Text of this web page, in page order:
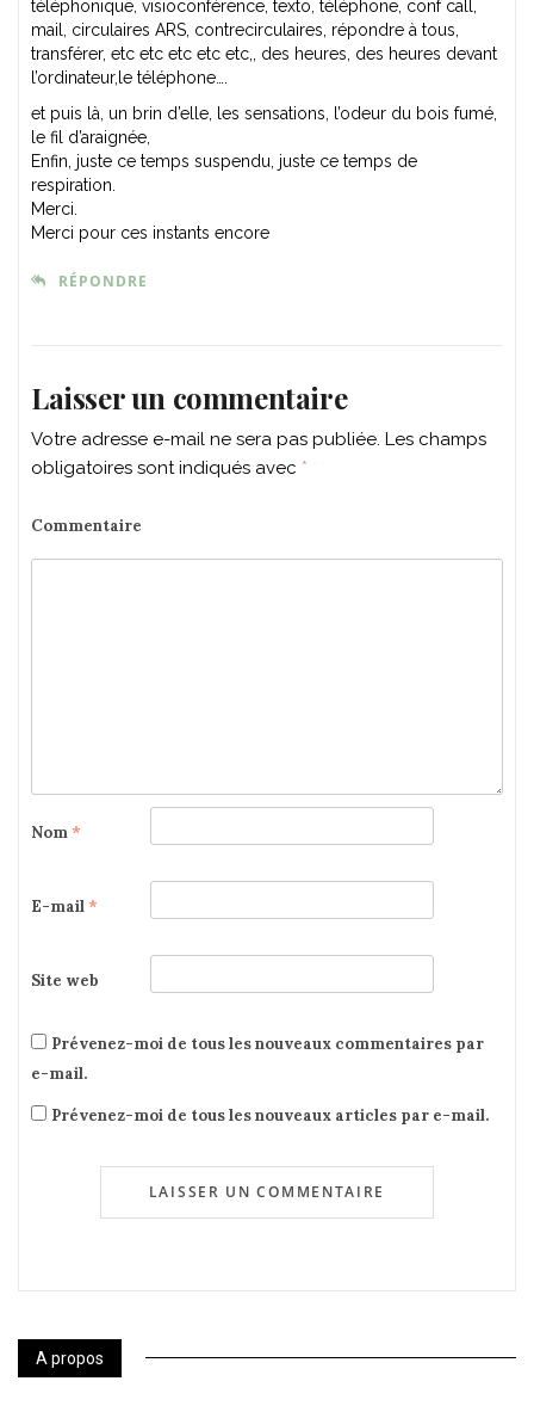
téléphonique, visioconférence, texto, téléphone, conf call,
mail, circulaires ARS, contrecirculaires, répondre à tous,
transférer, etc etc etc etc etc,, des heures, des heures devant
l’ordinateur,le téléphone….
et puis là, un brin d’elle, les sensations, l’odeur du bois fumé,
le fil d’araignée,
Enfin, juste ce temps suspendu, juste ce temps de
respiration.
Merci.
Merci pour ces instants encore
RÉPONDRE
Laisser un commentaire
Votre adresse e-mail ne sera pas publiée. Les champs
obligatoires sont indiqués avec *
Commentaire
Nom *
E-mail *
Site web
Prévenez-moi de tous les nouveaux commentaires par
e-mail.
Prévenez-moi de tous les nouveaux articles par e-mail.
A propos